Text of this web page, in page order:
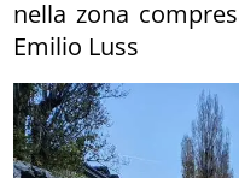
nella zona
Emilio Luss